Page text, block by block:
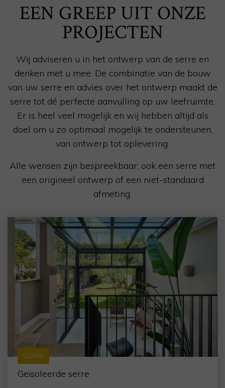
EEN GREEP UIT ONZE
PROJECTEN
Wij adviseren u in het ontwerp van de serre en
denken met u mee. De combinatie van de bouw
van uw serre en advies over het ontwerp maakt de
serre tot dé perfecte aanvulling op uw leefruimte.
Er is heel veel mogelijk en wij hebben altijd als
doel om u zo optimaal mogelijk te ondersteunen,
van ontwerp tot oplevering.
Alle wensen zijn bespreekbaar; ook een serre met
een origineel ontwerp of een niet-standaard
afmeting.
SERRE
Geïsoleerde serre